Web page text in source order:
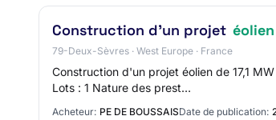
Construction d'un projet éolien
79-Deux-Sèvres · West Europe · France
Construction d'un projet éolien de 17,1
Lots : 1 Nature des prest…
Acheteur: PE DE BOUSSAISDate de publication: